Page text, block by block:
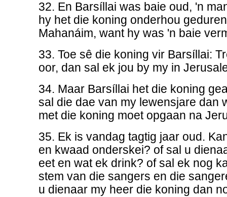
32. En Barsíllai was baie oud, 'n
hy het die koning onderhou
Mahanáim, want hy was 'n baie
33. Toe sê die koning vir Barsíllai:
oor, dan sal ek jou by my in
34. Maar Barsíllai het die koning
sal die dae van my lewensjare dan
met die koning moet opgaan na
35. Ek is vandag tagtig jaar oud.
en kwaad onderskei? of sal u
eet en wat ek drink? of sal ek nog
stem van die sangers en die
u dienaar my heer die koning dan